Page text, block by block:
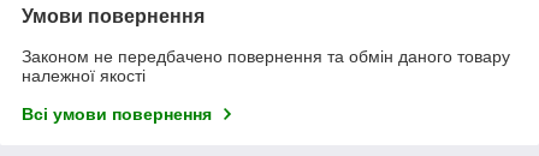
Умови повернення
Законом не передбачено повернення та обмін даного товару
належної якості
Всі умови повернення